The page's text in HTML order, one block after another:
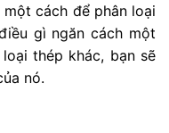
cách để phân loại
gì ngăn cách một
thép khác, bạn sẽ
nó.